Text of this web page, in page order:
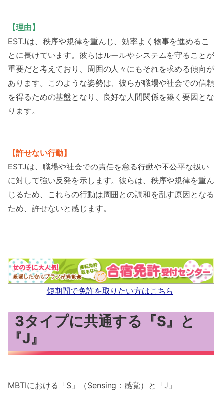
【理由】
ESTJは、秩序や規律を重んじ、効率よく物事を進めるこ
とに長けています。彼らはルールやシステムを守ることが
重要だと考えており、周囲の人々にもそれを求める傾向が
あります。このような姿勢は、彼らが職場や社会での信頼
を得るための基盤となり、良好な人間関係を築く要因とな
ります。
【許せない行動】
ESTJは、職場や社会での責任を怠る行動や不公平な扱い
に対して強い反発を示します。彼らは、秩序や規律を重ん
じるため、これらの行動は周囲との調和を乱す原因となる
ため、許せないと感じます。
短期間で免許を取りたい方はこちら
3タイプに共通する『S』と
『J』
MBTIにおける「S」（Sensing：感覚）と「J」